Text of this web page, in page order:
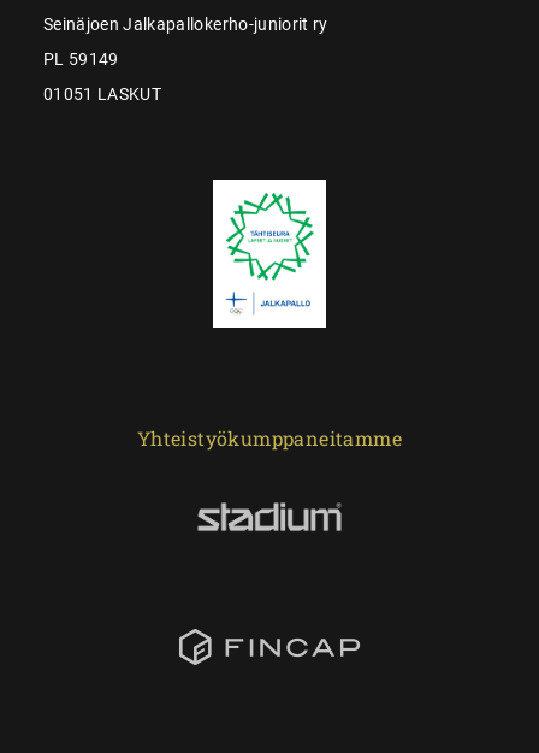
Seinäjoen Jalkapallokerho-juniorit ry
PL 59149
01051 LASKUT
Yhteistyökumppaneitamme